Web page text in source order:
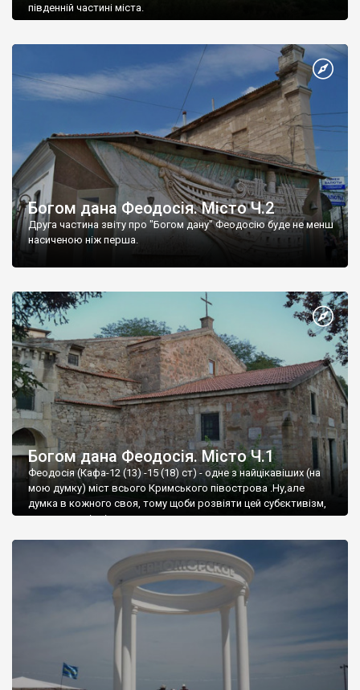
південній частині міста.
Богом дана Феодосія. Місто Ч.2
Друга частина звіту про "Богом дану" Феодосію буде не менш
насиченою ніж перша.
Богом дана Феодосія. Місто Ч.1
Феодосія (Кафа-12 (13) -15 (18) ст) - одне з найцікавіших (на
мою думку) міст всього Кримського півострова .Ну,але
думка в кожного своя, тому щоби розвіяти цей субєктивізм,
запрошую відвідати це